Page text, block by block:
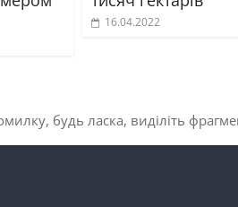
16.04.2022
будь ласка, виділіть